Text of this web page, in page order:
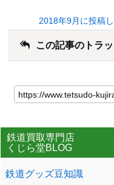
2018年9月に投稿
この記事のトラ
鉄道買取専門店
くじら堂BLOG
鉄道グッズ豆知識